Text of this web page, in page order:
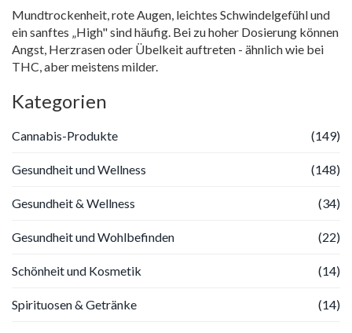
Mundtrockenheit, rote Augen, leichtes Schwindelgefühl und
ein sanftes „High" sind häufig. Bei zu hoher Dosierung können
Angst, Herzrasen oder Übelkeit auftreten - ähnlich wie bei
THC, aber meistens milder.
Kategorien
Cannabis-Produkte (149)
Gesundheit und Wellness (148)
Gesundheit & Wellness (34)
Gesundheit und Wohlbefinden (22)
Schönheit und Kosmetik (14)
Spirituosen & Getränke (14)